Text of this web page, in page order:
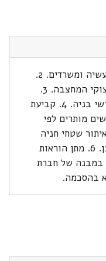
1. פיתוח אתר המחצבה כאזור סחר תעשיה ומשרדים. 2.
קביעת אמצעים לשיקום מדרונות ומצוקי המחצבה. 3.
חלוקת השטח המיועד לתעשייה למגרשי בניה. 4. קביעת
מותרים לפי
ואיתור שטחי חניה
בהיקף הדרוש בהתאם לבנוי המתוכנן. 6. מתן הוראות
במבנה של חברת